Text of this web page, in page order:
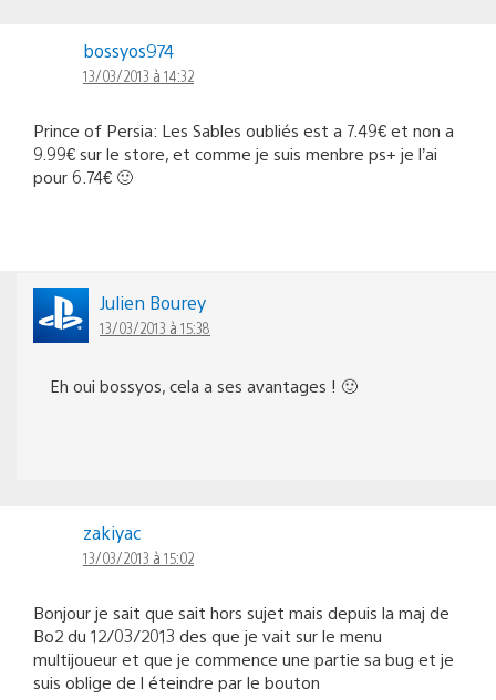
bossyos974
13/03/2013 à 14:32
Prince of Persia: Les Sables oubliés est a 7.49€ et non a
9.99€ sur le store, et comme je suis menbre ps+ je l’ai
pour 6.74€ 🙂
Julien Bourey
13/03/2013 à 15:38
Eh oui bossyos, cela a ses avantages ! 🙂
zakiyac
13/03/2013 à 15:02
Bonjour je sait que sait hors sujet mais depuis la maj de
Bo2 du 12/03/2013 des que je vait sur le menu
multijoueur et que je commence une partie sa bug et je
suis oblige de l éteindre par le bouton